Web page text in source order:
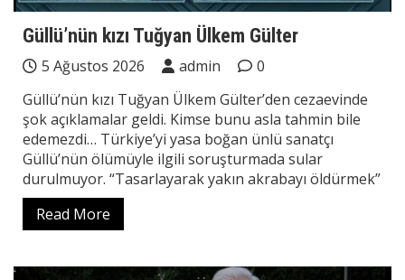
Güllü’nün kızı Tuğyan Ülkem Gülter
5 Ağustos 2026 admin
0
Güllü’nün kızı Tuğyan Ülkem Gülter’den cezaevinde
şok açıklamalar geldi. Kimse bunu asla tahmin bile
edemezdi… Türkiye’yi yasa boğan ünlü sanatçı
Güllü’nün ölümüyle ilgili soruşturmada sular
durulmuyor. “Tasarlayarak yakın akrabayı öldürmek”
Read More